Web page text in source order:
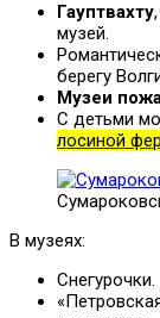
Гауптвахту
музей.
берегу
Музеи
С детьми
лосиной
В музеях:
Снегурочки.